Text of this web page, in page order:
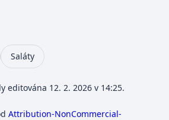
Saláty
editována 12. 2. 2026 v 14:25.
Attribution-NonCommercial-